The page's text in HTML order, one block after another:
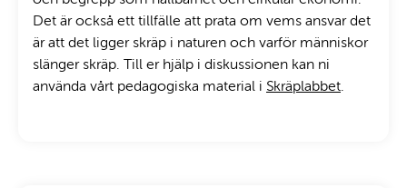
Det är också ett tillfälle att prata om vems ansvar det
är att det ligger skräp i naturen och varför människor
slänger skräp. Till er hjälp i diskussionen kan ni
använda vårt pedagogiska material i Skräplabbet.